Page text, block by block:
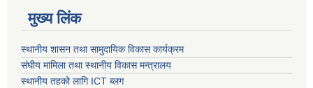
मुख्य लिंक
स्थानीय शासन तथा सामुदायिक विकास कार्यक्रम
संघीय मामिला तथा स्थानीय विकास मन्त्रालय
स्थानीय तहको लागि ICT ब्लग